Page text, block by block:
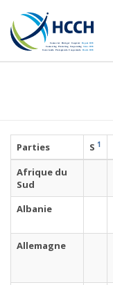
Parties S 1
Afrique du
Sud
Albanie
Allemagne